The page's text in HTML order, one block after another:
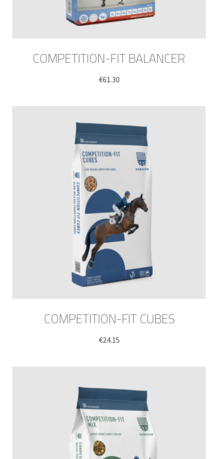
COMPETITION-FIT BALANCER
€61.30
COMPETITION-FIT CUBES
€24.15